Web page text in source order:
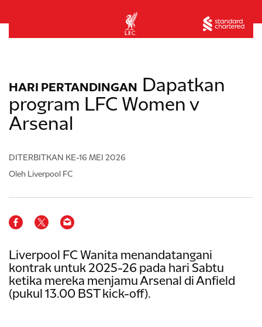
HARI PERTANDINGAN
Dapatkan
program LFC Women v
Arsenal
DITERBITKAN KE-16 MEI 2026
Oleh Liverpool FC
Liverpool FC Wanita menandatangani
kontrak untuk 2025-26 pada hari Sabtu
ketika mereka menjamu Arsenal di Anfield
(pukul 13.00 BST kick-off).